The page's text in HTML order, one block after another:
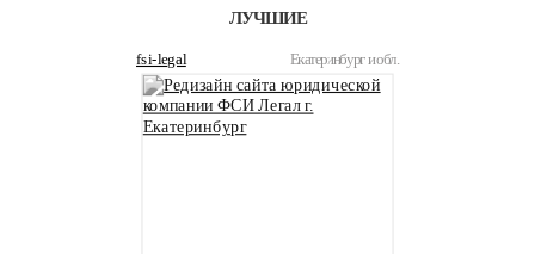
ЛУЧШИЕ
fsi-legal Екатеринбург и обл.